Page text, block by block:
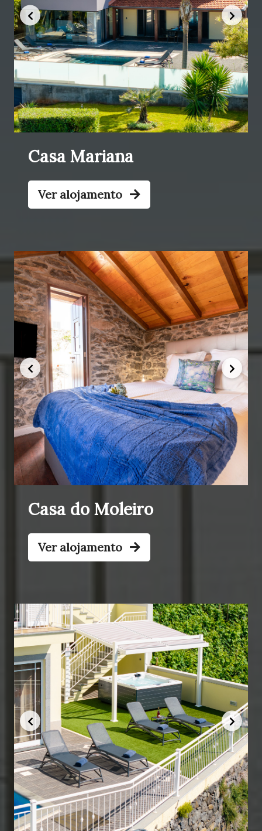
Casa Mariana
Ver alojamento
Casa do Moleiro
Ver alojamento